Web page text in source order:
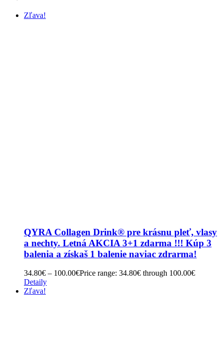
Zľava!
QYRA Collagen Drink® pre krásnu pleť, vlasy
a nechty. Letná AKCIA 3+1 zdarma !!! Kúp 3
balenia a získaš 1 balenie naviac zdrarma!
34.80€ – 100.00€Price range: 34.80€ through 100.00€
Detaily
Zľava!